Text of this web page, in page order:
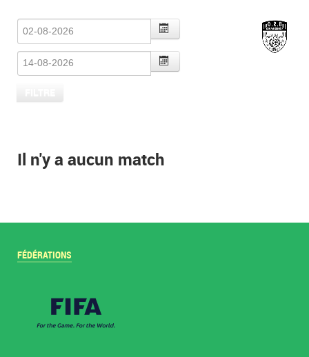
Il n'y a aucun match
FÉDÉRATIONS